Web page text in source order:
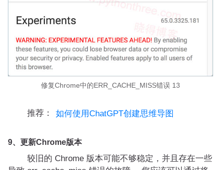
修复Chrome中的ERR_CACHE_MISS错误 13
推荐： 如何使用ChatGPT创建思维导图
9、更新Chrome版本
较旧的 Chrome 版本可能不够稳定，并且存在一些